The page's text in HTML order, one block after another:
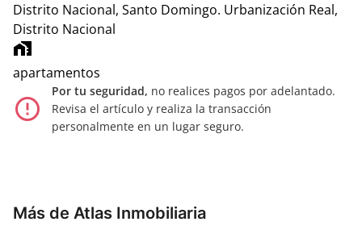
Distrito Nacional, Santo Domingo. Urbanización Real,
Distrito Nacional
home_work
apartamentos
error_outline
Por tu seguridad, no realices pagos por adelantado.
Revisa el artículo y realiza la transacción
personalmente en un lugar seguro.
Más de Atlas Inmobiliaria